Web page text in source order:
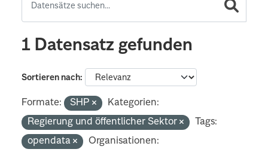
1 Datensatz gefunden
Sortieren nach
Formate: SHP
Kategorien:
Regierung und öffentlicher Sektor
Tags:
opendata
Organisationen: